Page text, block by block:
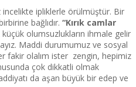
incelikte ipliklerle örülmüştür. Bir
bağlıdır. “Kırık camlar
küçük olumsuzlukların ihmale gelir
Maddi durumumuz ve sosyal
fakir olalım ister zengin, hepimiz
çok dikkatli olmak
da aşan büyük bir edep ve